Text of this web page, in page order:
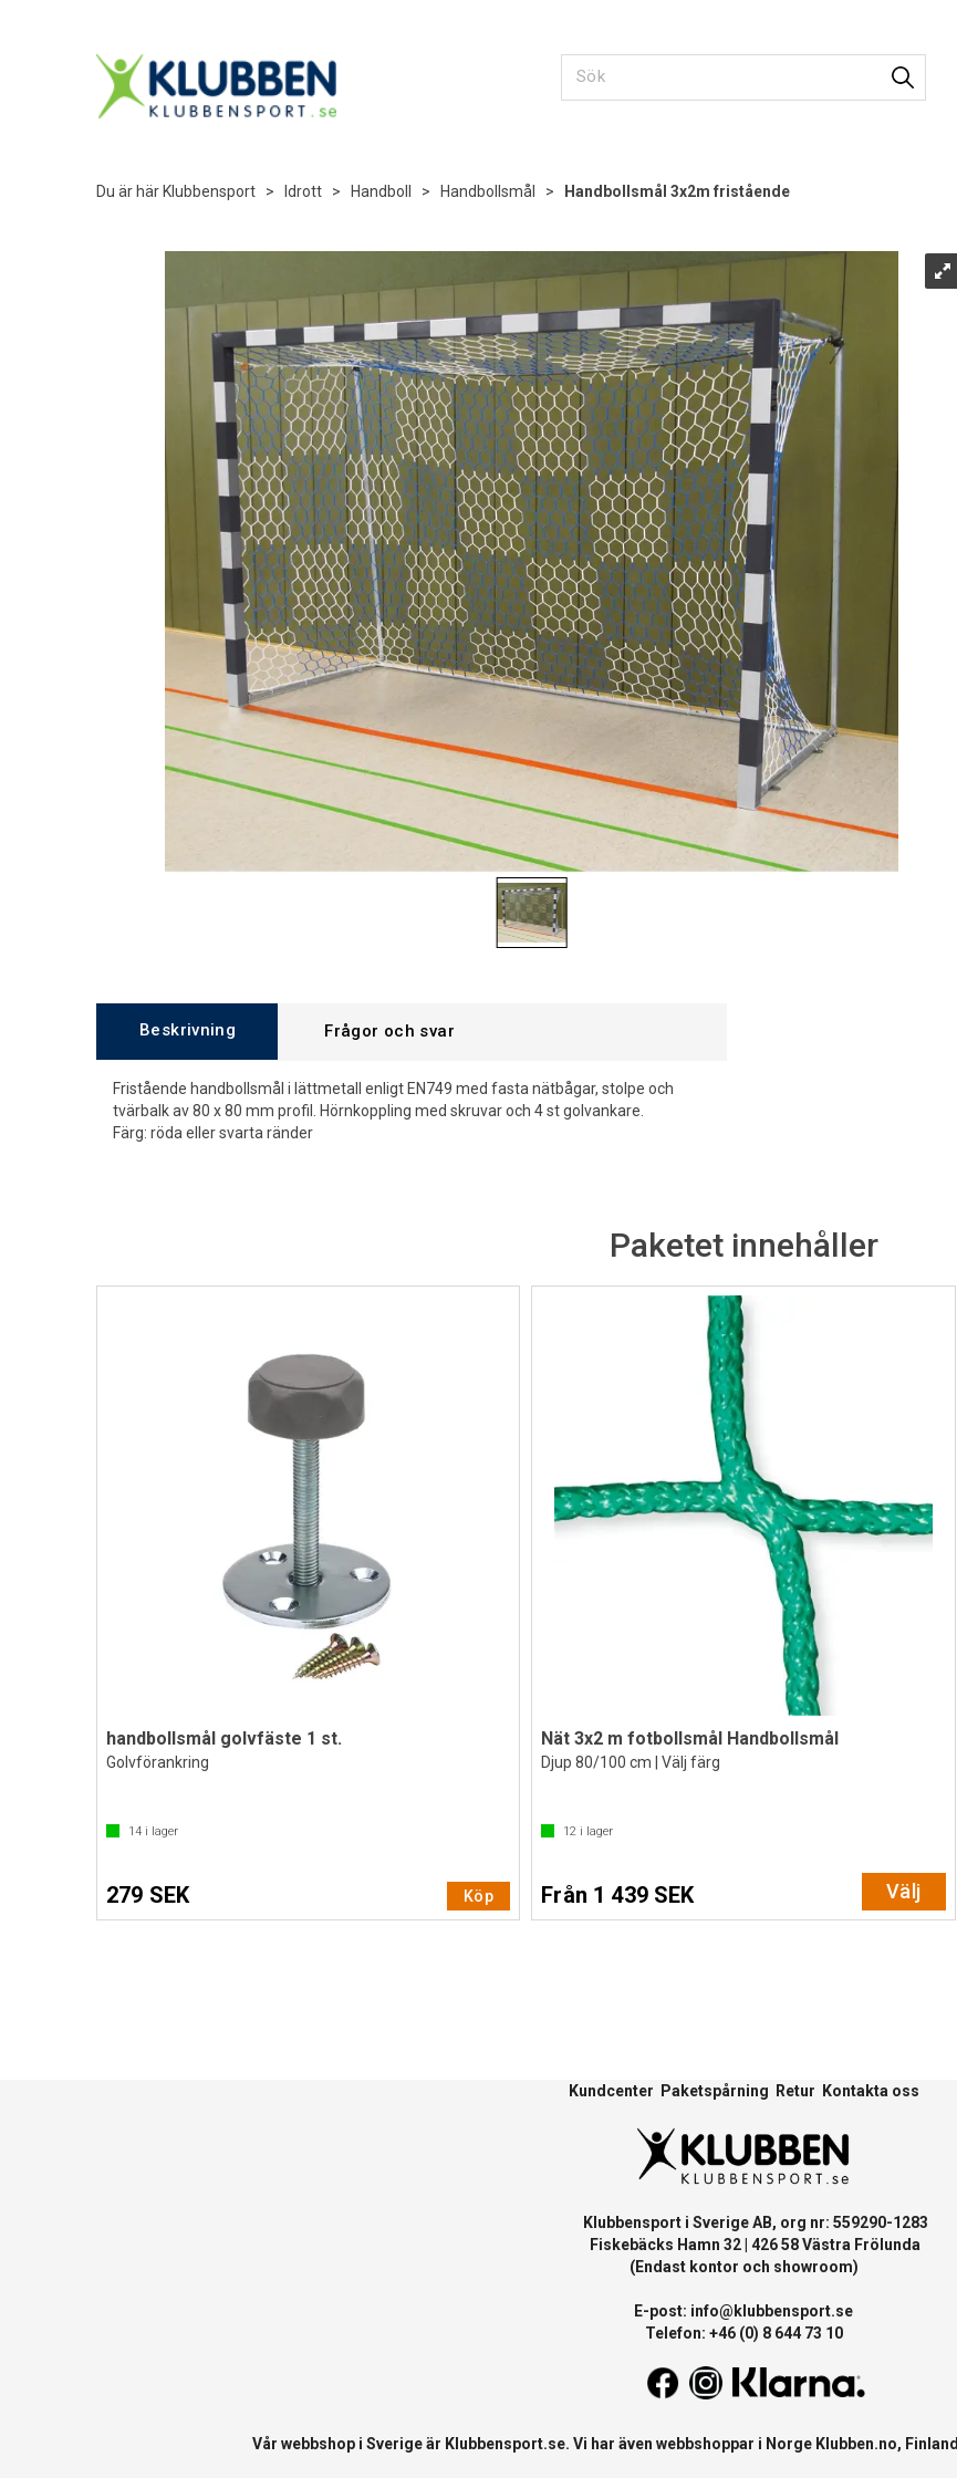
Du är här Klubbensport > Idrott > Handboll > Handbollsmål > Handbollsmål 3x2m fristående
Beskrivning Frågor och svar
Fristående handbollsmål i lättmetall enligt EN749 med fasta nätbågar, stolpe och
tvärbalk av 80 x 80 mm profil. Hörnkoppling med skruvar och 4 st golvankare.
Färg: röda eller svarta ränder
Paketet innehåller
handbollsmål golvfäste 1 st.
Golvförankring
14 i lager
279 SEK Köp
Nät 3x2 m fotbollsmål Handbollsmål
Djup 80/100 cm | Välj färg
12 i lager
Från 1 439 SEK Välj
Kundcenter Paketspårning Retur Kontakta oss
Klubbensport i Sverige AB, org nr: 559290-1283
Fiskebäcks Hamn 32 | 426 58 Västra Frölunda
(Endast kontor och showroom)
E-post: info@klubbensport.se
Telefon: +46 (0) 8 644 73 10
Vår webbshop i Sverige är Klubbensport.se. Vi har även webbshoppar i Norge Klubben.no, Finland